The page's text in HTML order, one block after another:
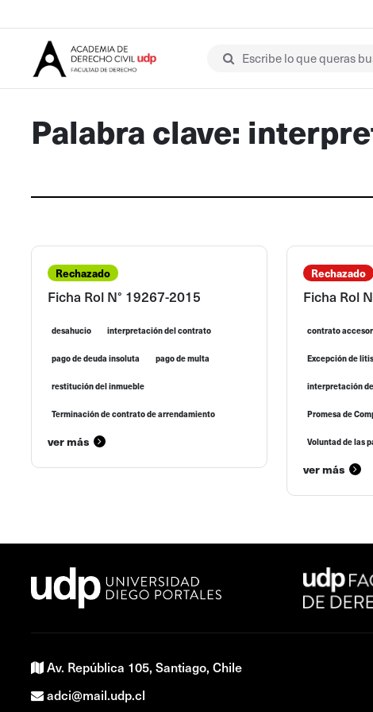
Escribe lo que queras
Palabra clave:
Rechazado
Ficha Rol N° 19267-2015
desahucio interpretación del contrato
pago de deuda insoluta pago de multa
restitución del inmueble
Terminación de contrato de arrendamiento
ver más
Rechazado
Ficha Rol
contrato
Excepción de
interpretación
Promesa de
Voluntad de las
ver más
Av. República 105, Santiago, Chile
adci@mail.udp.cl